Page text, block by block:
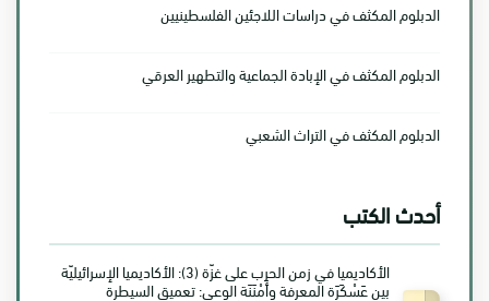
الدبلوم المكثف في دراسات اللاجئين الفلسطينيين
الدبلوم المكثف في الإبادة الجماعية والتطهير العرقي
الدبلوم المكثف في التراث الشعبي
أحدث الكتب
الأكاديميا في زمن الحرب على غزّة (3): الأكاديميا الإسرائيليّة
بين عَسْكَرَة المعرفة وأَمْنَنَة الوعي: تعميق السيطرة